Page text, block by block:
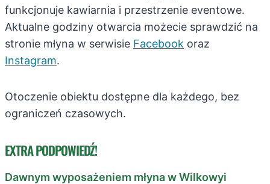
funkcjonuje kawiarnia i przestrzenie eventowe.
Aktualne godziny otwarcia możecie sprawdzić na
stronie młyna w serwisie Facebook oraz
Instagram.
Otoczenie obiektu dostępne dla każdego, bez
ograniczeń czasowych.
EXTRA PODPOWIEDŹ!
Dawnym wyposażeniem młyna w Wilkowyi